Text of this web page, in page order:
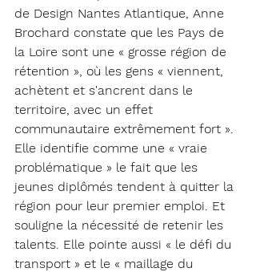
de Design Nantes Atlantique, Anne
Brochard constate que les Pays de
la Loire sont une « grosse région de
rétention », où les gens « viennent,
achètent et s'ancrent dans le
territoire, avec un effet
communautaire extrêmement fort ».
Elle identifie comme une « vraie
problématique » le fait que les
jeunes diplômés tendent à quitter la
région pour leur premier emploi. Et
souligne la nécessité de retenir les
talents. Elle pointe aussi « le défi du
transport » et le « maillage du